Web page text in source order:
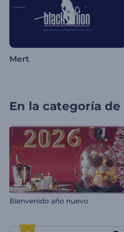
Mert
En la categoría de
Bienvenido año nuevo